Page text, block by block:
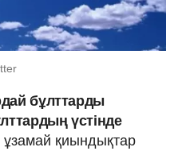
бұлттарды
үстінде
ұзамай қиындықтар